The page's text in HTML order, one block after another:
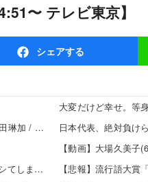
〜 テレビ東京】
シェアする
【8/20発売】「non-no 2026年 10月号」表紙：久間田琳加 / Hearts2Hearts
【速報】 乃木坂5期生、すぐベロを「こう」やってシてしまうｗｗｗｗｗｗ
大変だけど幸せ。等